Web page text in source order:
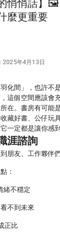
悄悄話】
麼更重要
2025年4月13日
化間」，也許不
這個空間應該會
在。書房有可能
藏好書、公仔玩
一定都是讓你感
涯諮詢
朋友、工作夥伴
：
緒不穩定
不到未來
正比